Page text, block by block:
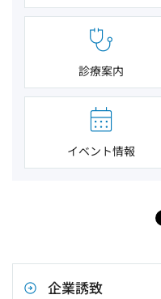
診療案内
イベント情報
企業誘致